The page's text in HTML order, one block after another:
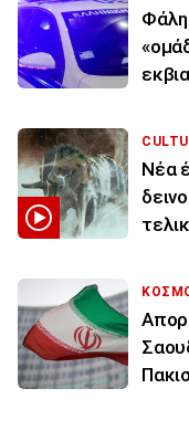
Νέα